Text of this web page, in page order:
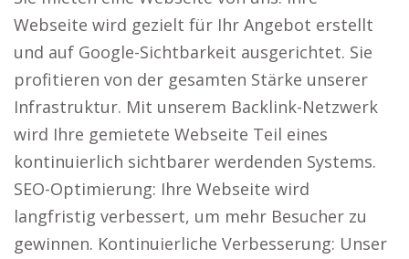
Webseite wird gezielt für Ihr Angebot erstellt
und auf Google-Sichtbarkeit ausgerichtet. Sie
profitieren von der gesamten Stärke unserer
Infrastruktur. Mit unserem Backlink-Netzwerk
wird Ihre gemietete Webseite Teil eines
kontinuierlich sichtbarer werdenden Systems.
SEO-Optimierung: Ihre Webseite wird
langfristig verbessert, um mehr Besucher zu
gewinnen. Kontinuierliche Verbesserung: Unser